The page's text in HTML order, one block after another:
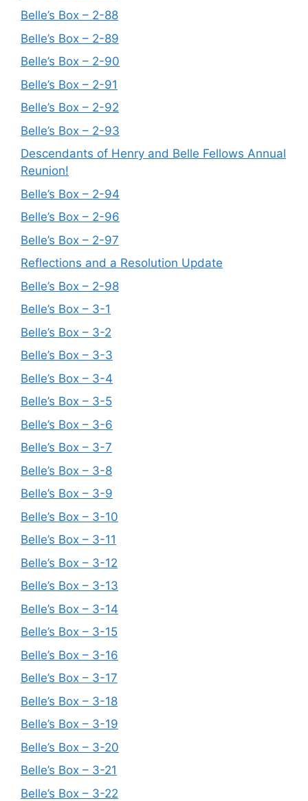
Belle’s Box – 2-88
Belle’s Box – 2-89
Belle’s Box – 2-90
Belle’s Box – 2-91
Belle’s Box – 2-92
Belle’s Box – 2-93
Descendants of Henry and Belle Fellows Annual
Reunion!
Belle’s Box – 2-94
Belle’s Box – 2-96
Belle’s Box – 2-97
Reflections and a Resolution Update
Belle’s Box – 2-98
Belle’s Box – 3-1
Belle’s Box – 3-2
Belle’s Box – 3-3
Belle’s Box – 3-4
Belle’s Box – 3-5
Belle’s Box – 3-6
Belle’s Box – 3-7
Belle’s Box – 3-8
Belle’s Box – 3-9
Belle’s Box – 3-10
Belle’s Box – 3-11
Belle’s Box – 3-12
Belle’s Box – 3-13
Belle’s Box – 3-14
Belle’s Box – 3-15
Belle’s Box – 3-16
Belle’s Box – 3-17
Belle’s Box – 3-18
Belle’s Box – 3-19
Belle’s Box – 3-20
Belle’s Box – 3-21
Belle’s Box – 3-22